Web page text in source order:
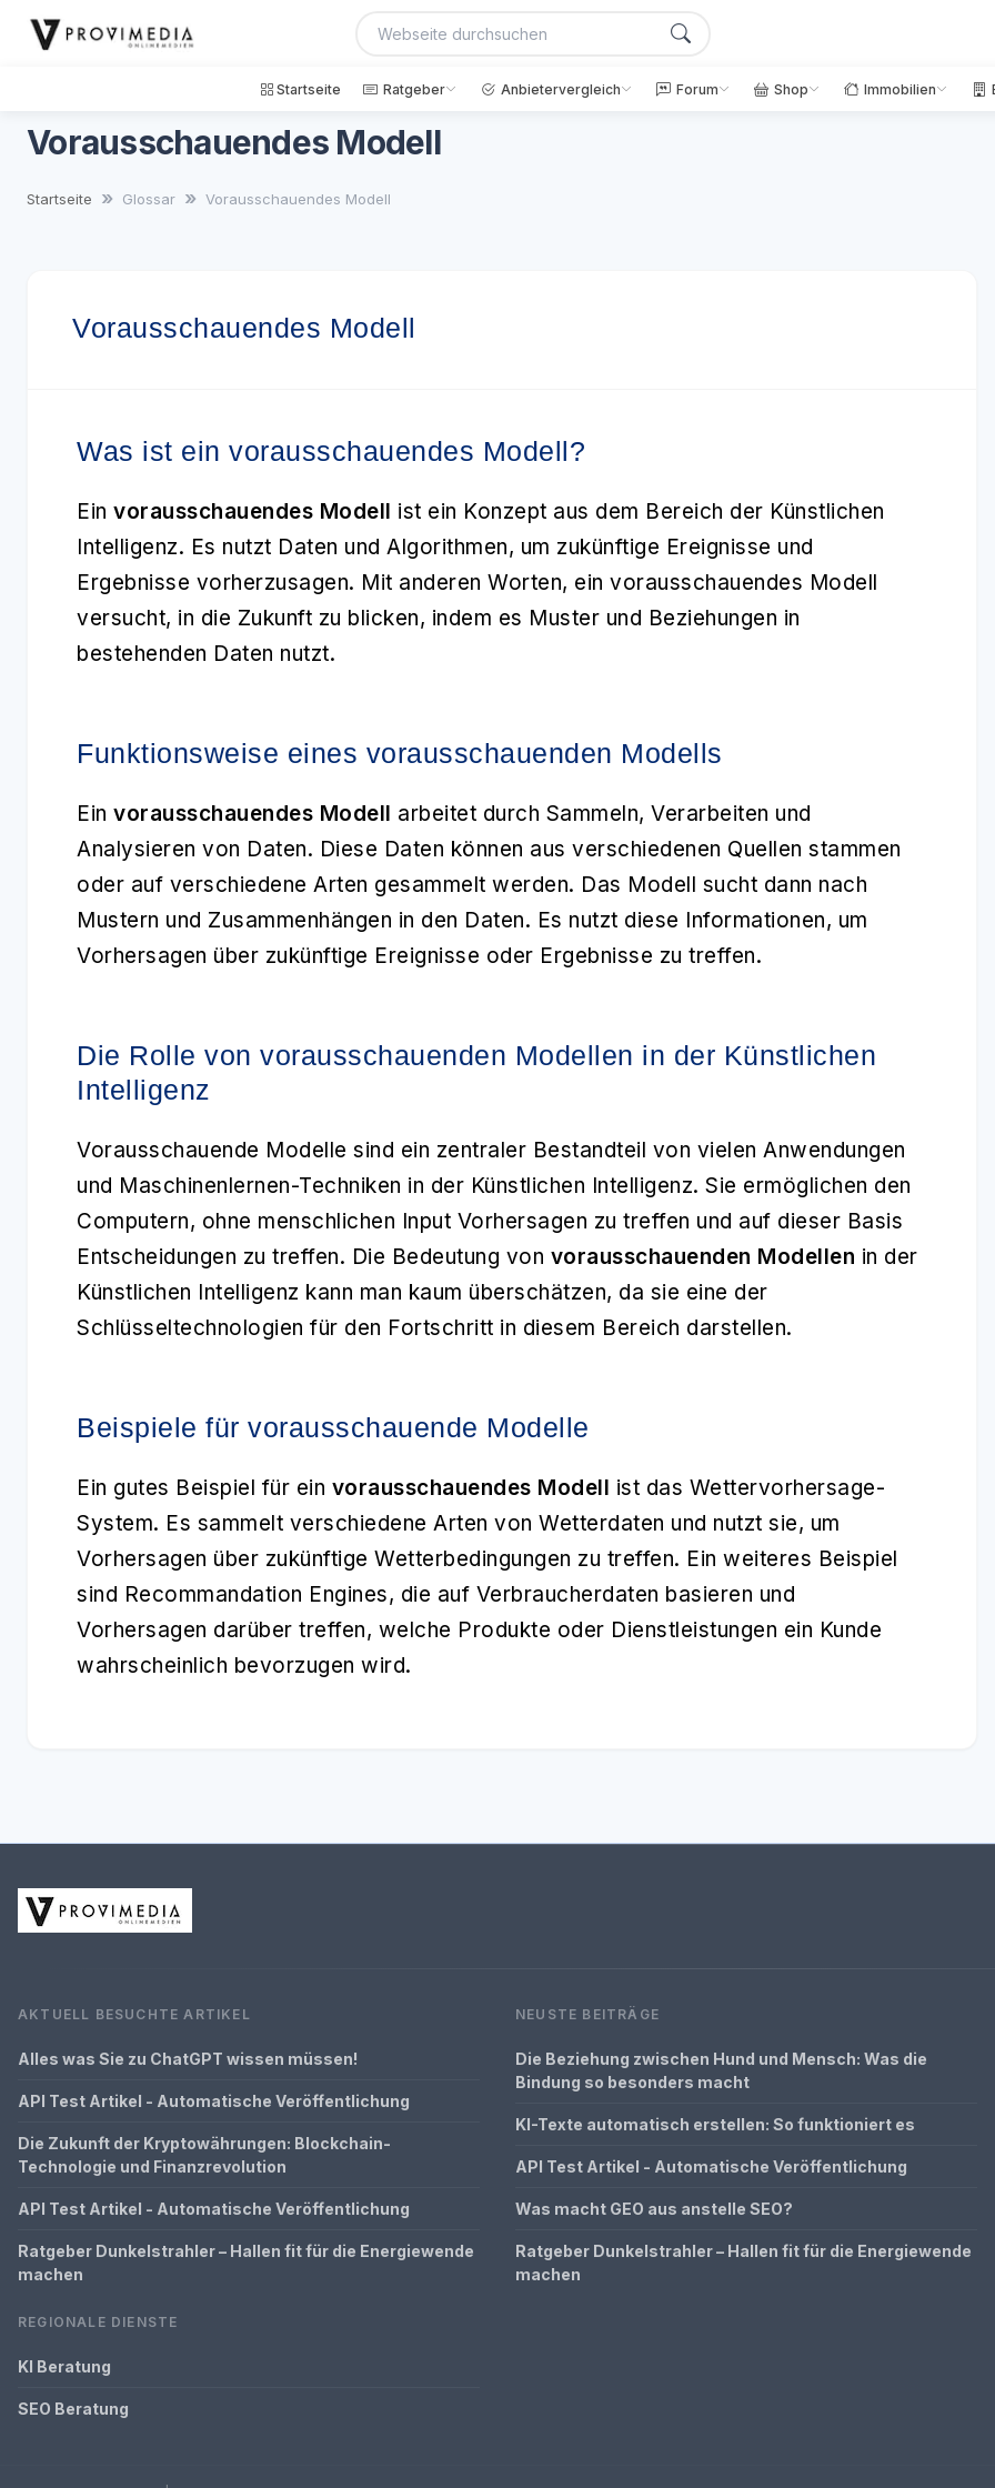
Startseite Ratgeber Anbietervergleich Forum Shop Immobilien
Vorausschauendes Modell
Startseite Glossar Vorausschauendes Modell
Vorausschauendes Modell
Was ist ein vorausschauendes Modell?
Ein vorausschauendes Modell ist ein Konzept aus dem Bereich der Künstlichen
Intelligenz. Es nutzt Daten und Algorithmen, um zukünftige Ereignisse und
Ergebnisse vorherzusagen. Mit anderen Worten, ein vorausschauendes Modell
versucht, in die Zukunft zu blicken, indem es Muster und Beziehungen in
bestehenden Daten nutzt.
Funktionsweise eines vorausschauenden Modells
Ein vorausschauendes Modell arbeitet durch Sammeln, Verarbeiten und
Analysieren von Daten. Diese Daten können aus verschiedenen Quellen stammen
oder auf verschiedene Arten gesammelt werden. Das Modell sucht dann nach
Mustern und Zusammenhängen in den Daten. Es nutzt diese Informationen, um
Vorhersagen über zukünftige Ereignisse oder Ergebnisse zu treffen.
Die Rolle von vorausschauenden Modellen in der Künstlichen
Intelligenz
Vorausschauende Modelle sind ein zentraler Bestandteil von vielen Anwendungen
und Maschinenlernen-Techniken in der Künstlichen Intelligenz. Sie ermöglichen den
Computern, ohne menschlichen Input Vorhersagen zu treffen und auf dieser Basis
Entscheidungen zu treffen. Die Bedeutung von vorausschauenden Modellen in der
Künstlichen Intelligenz kann man kaum überschätzen, da sie eine der
Schlüsseltechnologien für den Fortschritt in diesem Bereich darstellen.
Beispiele für vorausschauende Modelle
Ein gutes Beispiel für ein vorausschauendes Modell ist das Wettervorhersage-
System. Es sammelt verschiedene Arten von Wetterdaten und nutzt sie, um
Vorhersagen über zukünftige Wetterbedingungen zu treffen. Ein weiteres Beispiel
sind Recommandation Engines, die auf Verbraucherdaten basieren und
Vorhersagen darüber treffen, welche Produkte oder Dienstleistungen ein Kunde
wahrscheinlich bevorzugen wird.
AKTUELL BESUCHTE ARTIKEL
Alles was Sie zu ChatGPT wissen müssen!
API Test Artikel - Automatische Veröffentlichung
Die Zukunft der Kryptowährungen: Blockchain-
Technologie und Finanzrevolution
API Test Artikel - Automatische Veröffentlichung
Ratgeber Dunkelstrahler – Hallen fit für die Energiewende
machen
REGIONALE DIENSTE
KI Beratung
SEO Beratung
NEUSTE BEITRÄGE
Die Beziehung zwischen Hund und Mensch: Was die
Bindung so besonders macht
KI-Texte automatisch erstellen: So funktioniert es
API Test Artikel - Automatische Veröffentlichung
Was macht GEO aus anstelle SEO?
Ratgeber Dunkelstrahler – Hallen fit für die Energiewende
machen